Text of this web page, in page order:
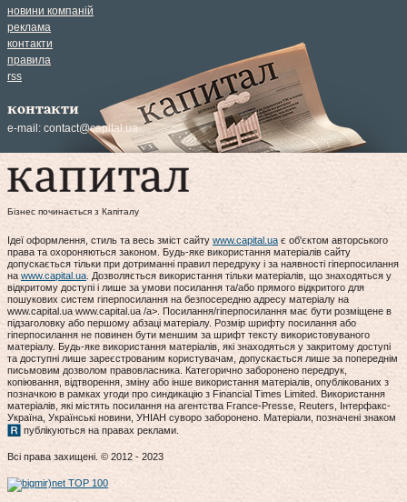
новини компаній
реклама
контакти
правила
rss
контакти
e-mail: contact@capital.ua
Бізнес починається з Капіталу
Ідеї оформлення, стиль та весь зміст сайту www.capital.ua є об'єктом авторського
права та охороняються законом. Будь-яке використання матеріалів сайту
допускається тільки при дотриманні правил передруку і за наявності гіперпосилання
на www.capital.ua . Дозволяється використання тільки матеріалів, що знаходяться у
відкритому доступі і лише за умови посилання та/або прямого відкритого для
пошукових систем гіперпосилання на безпосередню адресу матеріалу на
www.capital.ua www.capital.ua /a>. Посилання/гіперпосилання має бути розміщене в
підзаголовку або першому абзаці матеріалу. Розмір шрифту посилання або
гіперпосилання не повинен бути меншим за шрифт тексту використовуваного
матеріалу. Будь-яке використання матеріалів, які знаходяться у закритому доступі
та доступні лише зареєстрованим користувачам, допускається лише за попереднім
письмовим дозволом правовласника. Категорично заборонено передрук,
копіювання, відтворення, зміну або інше використання матеріалів, опублікованих з
позначкою в рамках угоди про синдикацію з Financial Times Limited. Використання
матеріалів, які містять посилання на агентства France-Presse, Reuters, Інтерфакс-
Україна, Українські новини, УНІАН суворо заборонено. Матеріали, позначені знаком
публікуються на правах реклами.
Всі права захищені. © 2012 - 2023